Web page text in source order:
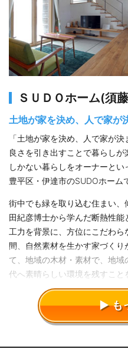
ＳＵＤＯホーム(須
土地が家を決め、人で家が
「土地が家を決め、人で家が
良さを引き出すことで暮らし
しかない暮らしをオーナーと
豊平区・伊達市のSUDOホーム
街中でも緑を取り込む住まい
田紀彦博士から学んだ断熱性
工力を背景に、方位にこだわ
間、自然素材を生かす家づく
て、地域の木材・素材で、地
代へ素晴らしい環境を残すこと
も